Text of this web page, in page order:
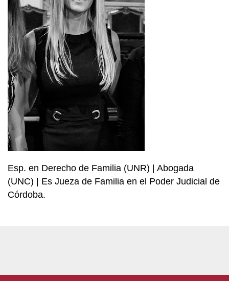
Esp. en Derecho de Familia (UNR) | Abogada
(UNC) | Es Jueza de Familia en el Poder Judicial de
Córdoba.